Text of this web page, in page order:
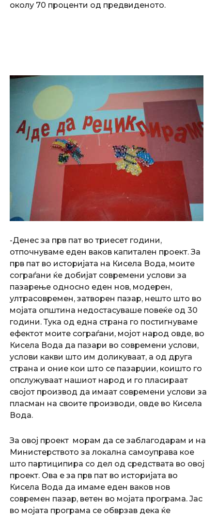
околу 70 проценти од предвиденото.
-Денес за прв пат во триесет години,
отпочнуваме еден ваков капитален проект. За
прв пат во историјата на Кисела Вода, моите
сограѓани ќе добијат современи услови за
пазарење односно еден нов, модерен,
ултрасовремен, затворен пазар, нешто што во
мојата општина недостасуваше повеќе од 30
години. Тука од една страна го постигнуваме
ефектот моите сограѓани, мојот народ овде, во
Кисела Вода да пазари во современи услови,
услови какви што им доликуваат, а од друга
страна и оние кои што се пазарџии, коишто го
опслужуваат нашиот народ и го пласираат
својот производ да имаат современи услови за
пласман на своите производи, овде во Кисела
Вода.
За овој проект морам да се заблагодарам и на
Министерството за локална самоуправа кое
што партиципира со дел од средствата во овој
проект. Ова е за прв пат во историјата во
Кисела Вода да имаме еден ваков нов
современ пазар, ветен во мојата програма. Јас
во мојата програма се обврзав дека ќе